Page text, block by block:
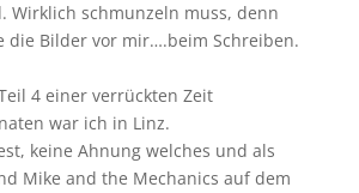
Wirklich schmunzeln muss, denn
die Bilder vor mir….beim Schreiben.
4 einer verrückten Zeit
war ich in Linz.
keine Ahnung welches und als
Mike and the Mechanics auf dem